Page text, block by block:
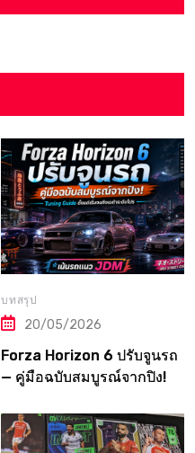
บทสรุป
20/05/2026
Forza Horizon 6 ปรับจูนรถ
— คู่มือฉบับสมบูรณ์จากปิง!
ถึงเมต้าระดับโปร